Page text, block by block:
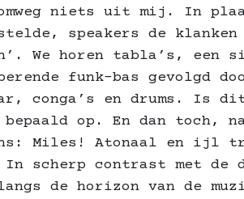
niets uit mij. In
speakers de
We horen tabla’s, een
funk-bas gevolgd
conga’s en drums. Is
op. En dan toch,
Miles! Atonaal en ijl
scherp contrast met de
de horizon van de